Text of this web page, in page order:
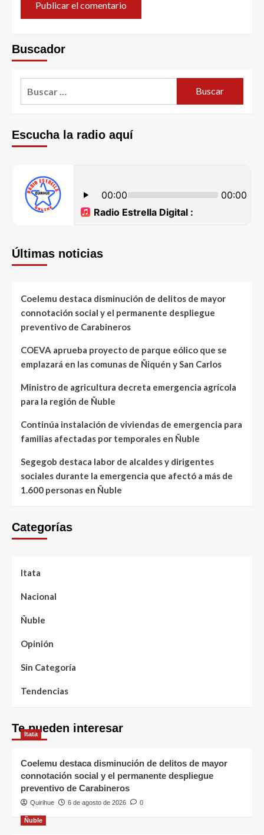
Buscador
Escucha la radio aquí
Últimas noticias
Coelemu destaca disminución de delitos de mayor
connotación social y el permanente despliegue
preventivo de Carabineros
COEVA aprueba proyecto de parque eólico que se
emplazará en las comunas de Ñiquén y San Carlos
Ministro de agricultura decreta emergencia agrícola
para la región de Ñuble
Continúa instalación de viviendas de emergencia para
familias afectadas por temporales en Ñuble
Segegob destaca labor de alcaldes y dirigentes
sociales durante la emergencia que afectó a más de
1.600 personas en Ñuble
Categorías
Itata
Nacional
Ñuble
Opinión
Sin Categoría
Tendencias
Te pueden interesar
Itata
Coelemu destaca disminución de delitos de mayor
connotación social y el permanente despliegue
preventivo de Carabineros
Quirihue 6 de agosto de 2026 0
Ñuble